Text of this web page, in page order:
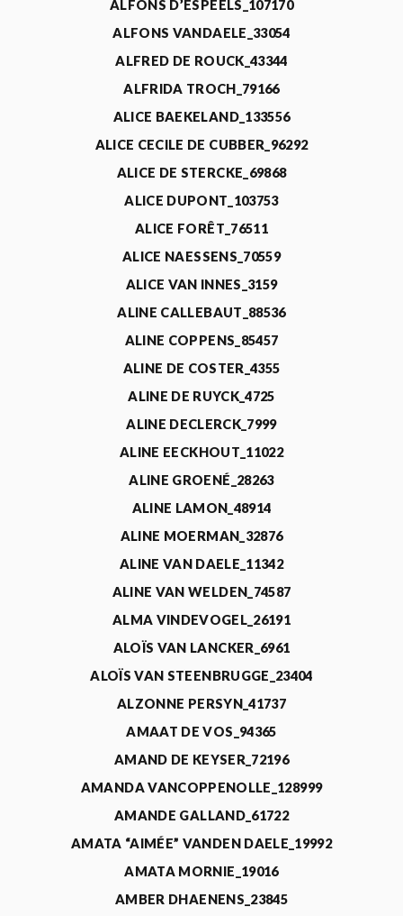
ALFONS D’ESPEELS_107170
ALFONS VANDAELE_33054
ALFRED DE ROUCK_43344
ALFRIDA TROCH_79166
ALICE BAEKELAND_133556
ALICE CECILE DE CUBBER_96292
ALICE DE STERCKE_69868
ALICE DUPONT_103753
ALICE FORÊT_76511
ALICE NAESSENS_70559
ALICE VAN INNES_3159
ALINE CALLEBAUT_88536
ALINE COPPENS_85457
ALINE DE COSTER_4355
ALINE DE RUYCK_4725
ALINE DECLERCK_7999
ALINE EECKHOUT_11022
ALINE GROENÉ_28263
ALINE LAMON_48914
ALINE MOERMAN_32876
ALINE VAN DAELE_11342
ALINE VAN WELDEN_74587
ALMA VINDEVOGEL_26191
ALOÏS VAN LANCKER_6961
ALOÏS VAN STEENBRUGGE_23404
ALZONNE PERSYN_41737
AMAAT DE VOS_94365
AMAND DE KEYSER_72196
AMANDA VANCOPPENOLLE_128999
AMANDE GALLAND_61722
AMATA “AIMÉE” VANDEN DAELE_19992
AMATA MORNIE_19016
AMBER DHAENENS_23845